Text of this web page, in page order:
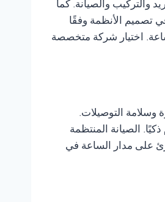
والتركيب والصيانة. كما
تصميم الأنظمة وفقًا
اختيار شركة متخصصة
وسلامة التوصيلات.
الصيانة المنتظمة
على مدار الساعة في